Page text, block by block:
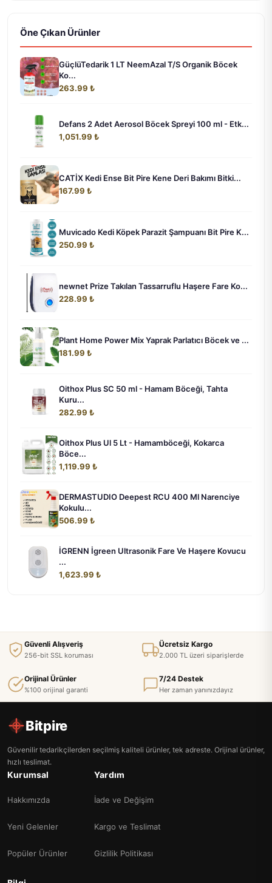
Öne Çıkan Ürünler
GüçlüTedarik 1 LT NeemAzal T/S Organik Böcek
Ko...
263.99 ₺
Defans 2 Adet Aerosol Böcek Spreyi 100 ml - Etk...
1,051.99 ₺
CATİX Kedi Ense Bit Pire Kene Deri Bakımı Bitki...
167.99 ₺
Muvicado Kedi Köpek Parazit Şampuanı Bit Pire K...
250.99 ₺
newnet Prize Takılan Tassarruflu Haşere Fare Ko...
228.99 ₺
Plant Home Power Mix Yaprak Parlatıcı Böcek ve ...
181.99 ₺
Oithox Plus SC 50 ml - Hamam Böceği, Tahta
Kuru...
282.99 ₺
Oithox Plus Ul 5 Lt - Hamamböceği, Kokarca
Böce...
1,119.99 ₺
DERMASTUDIO Deepest RCU 400 Ml Narenciye
Kokulu...
506.99 ₺
İGRENN İgreen Ultrasonik Fare Ve Haşere Kovucu
...
1,623.99 ₺
Güvenli Alışveriş
256-bit SSL koruması
Ücretsiz Kargo
2.000 TL üzeri siparişlerde
Orijinal Ürünler
%100 orijinal garanti
7/24 Destek
Her zaman yanınızdayız
Bitpire
Güvenilir tedarikçilerden seçilmiş kaliteli ürünler, tek adreste. Orijinal ürünler,
hızlı teslimat.
Kurumsal
Hakkımızda
Yeni Gelenler
Popüler Ürünler
Yardım
İade ve Değişim
Kargo ve Teslimat
Gizlilik Politikası